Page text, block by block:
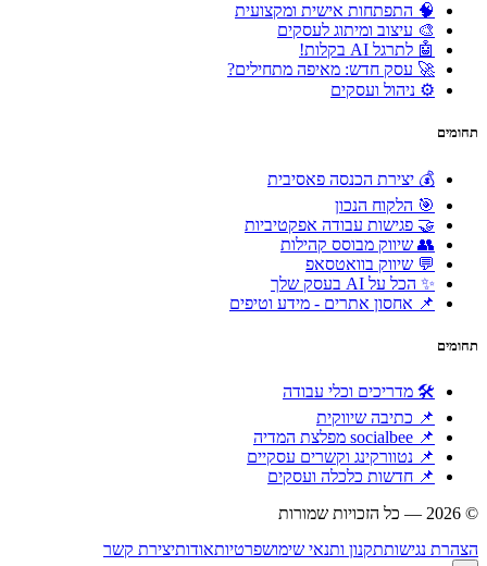
🧠 התפתחות אישית ומקצועית
🎨 עיצוב ומיתוג לעסקים
🤖 לתרגל AI בקלות!
🚀 עסק חדש: מאיפה מתחילים?
⚙️ ניהול ועסקים
תחומים
💰 יצירת הכנסה פאסיבית
🎯 הלקוח הנכון
🤝 פגישות עבודה אפקטיביות
👥 שיווק מבוסס קהילות
💬 שיווק בוואטסאפ
✨ הכל על AI בעסק שלך
📌 אחסון אתרים - מידע וטיפים
תחומים
🛠 מדריכים וכלי עבודה
📌 כתיבה שיווקית
📌 socialbee מפלצת המדיה
📌 נטוורקינג וקשרים עסקיים
📌 חדשות כלכלה ועסקים
© 2026 — כל הזכויות שמורות
הצהרת נגישותתקנון ותנאי שימושפרטיותאודותיצירת קשר